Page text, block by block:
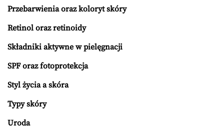
Przebarwienia oraz koloryt skóry
Retinol oraz retinoidy
Składniki aktywne w pielęgnacji
SPF oraz fotoprotekcja
Styl życia a skóra
Typy skóry
Uroda